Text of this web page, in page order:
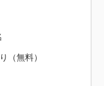
約5km進み、
（無料）